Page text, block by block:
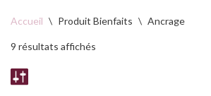
Accueil \ Produit Bienfaits \ Ancrage
9 résultats affichés